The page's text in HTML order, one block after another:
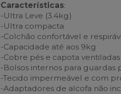
Características:
-Ultra Leve (3.4kg)
-Ultra compacta
-Colchão confortável e
-Capacidade até aos 9kg
-Cobre pés e capota ventiladas
-Bolsos internos para guardas
-Tecido impermeável e com
-Adaptadores de alcofa não